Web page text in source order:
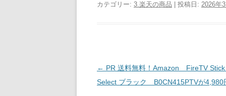
カテゴリー: 3.楽天の商品 | 投稿日: 2026年
投
稿
← PR 送料無料！Amazon FireTV Stick
Select ブラック B0CN415PTVが4,980